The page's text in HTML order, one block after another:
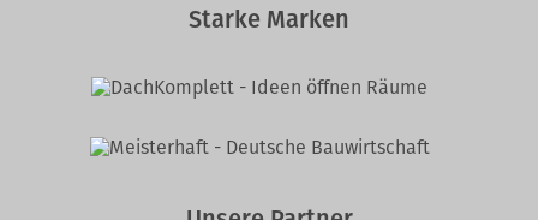
Starke Marken